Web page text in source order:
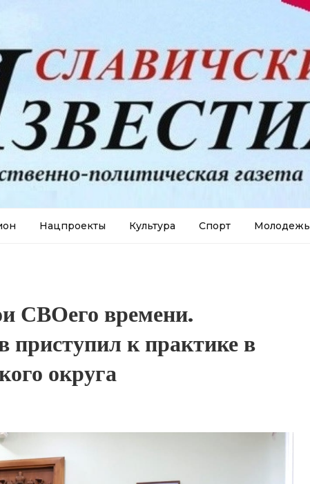
Нацпроекты Культура Спорт Молодежь
СВОего времени.
к практике в
округа